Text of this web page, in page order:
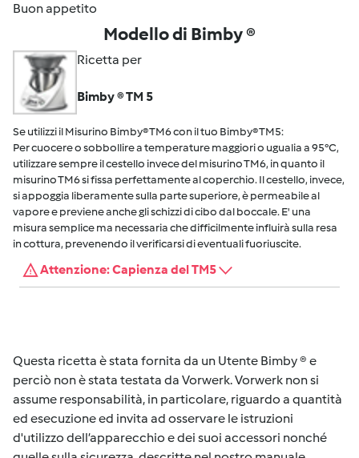
Buon appetito
Modello di Bimby ®
Ricetta per
Bimby ® TM 5
Se utilizzi il Misurino Bimby® TM6 con il tuo Bimby® TM5:
Per cuocere o sobbollire a temperature maggiori o ugualia a 95°C,
utilizzare sempre il cestello invece del misurino TM6, in quanto il
misurino TM6 si fissa perfettamente al coperchio. Il cestello, invece,
si appoggia liberamente sulla parte superiore, è permeabile al
vapore e previene anche gli schizzi di cibo dal boccale. E' una
misura semplice ma necessaria che difficilmente influirà sulla resa
in cottura, prevenendo il verificarsi di eventuali fuoriuscite.
Attenzione: Capienza del TM5
Questa ricetta è stata fornita da un Utente Bimby ® e
perciò non è stata testata da Vorwerk. Vorwerk non si
assume responsabilità, in particolare, riguardo a quantità
ed esecuzione ed invita ad osservare le istruzioni
d'utilizzo dell’apparecchio e dei suoi accessori nonché